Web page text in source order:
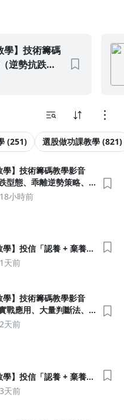
免費加贈「盤勢分析」、
幅數據」
學】技術籌碼
逆勢抗跌型
勢策略、法
(251) 選股做功課教學 (821)
學】技術籌碼教學影音
型態、乖離逆勢策略、
略）
18小時前
學】投信「認養 + 棄養」
1天前
學】技術籌碼教學影音
戰應用、大量判斷法、
維）
2天前
學】投信「認養 + 棄養」
3天前